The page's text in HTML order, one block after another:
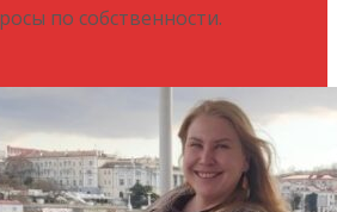
по собственности.